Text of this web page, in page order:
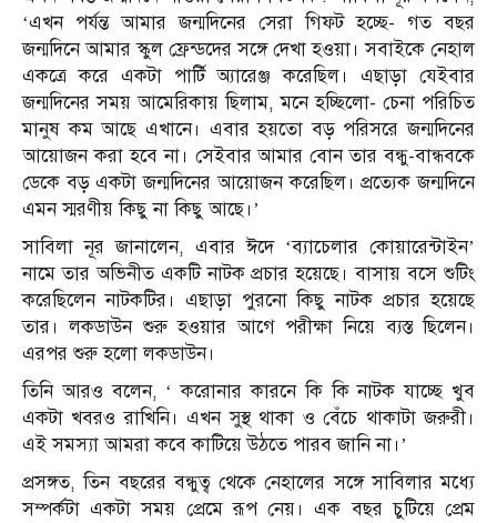
‘এখন পর্যন্ত আমার জন্মদিনের সেরা গিফট হচ্ছে- গত বছর
জন্মদিনে আমার স্কুল ফ্রেন্ডদের সঙ্গে দেখা হওয়া। সবাইকে নেহাল
একত্রে করে একটা পার্টি অ্যারেঞ্জ করেছিল। এছাড়া যেইবার
জন্মদিনের সময় আমেরিকায় ছিলাম, মনে হচ্ছিলো- চেনা পরিচিত
মানুষ কম আছে এখানে। এবার হয়তো বড় পরিসরে জন্মদিনের
আয়োজন করা হবে না। সেইবার আমার বোন তার বন্ধু-বান্ধবকে
ডেকে বড় একটা জন্মদিনের আয়োজন করেছিল। প্রত্যেক জন্মদিনে
এমন স্মরণীয় কিছু না কিছু আছে।’
সাবিলা নূর জানালেন, এবার ঈদে ‘ব্যাচেলার কোয়ারেন্টাইন’
নামে তার অভিনীত একটি নাটক প্রচার হয়েছে। বাসায় বসে শুটিং
করেছিলেন নাটকটির। এছাড়া পুরনো কিছু নাটক প্রচার হয়েছে
তার। লকডাউন শুরু হওয়ার আগে পরীক্ষা নিয়ে ব্যস্ত ছিলেন।
এরপর শুরু হলো লকডাউন।
তিনি আরও বলেন, ‘ করোনার কারনে কি কি নাটক যাচ্ছে খুব
একটা খবরও রাখিনি। এখন সুস্থ থাকা ও বেঁচে থাকাটা জরুরী।
এই সমস্যা আমরা কবে কাটিয়ে উঠতে পারব জানি না।’
প্রসঙ্গত, তিন বছরের বন্ধুত্ব থেকে নেহালের সঙ্গে সাবিলার মধ্যে
সম্পর্কটা একটা সময় প্রেমে রূপ নেয়। এক বছর চুটিয়ে প্রেম